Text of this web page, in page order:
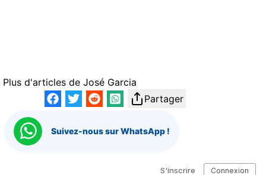
Plus d'articles de José Garcia
Partager
Suivez-nous sur WhatsApp !